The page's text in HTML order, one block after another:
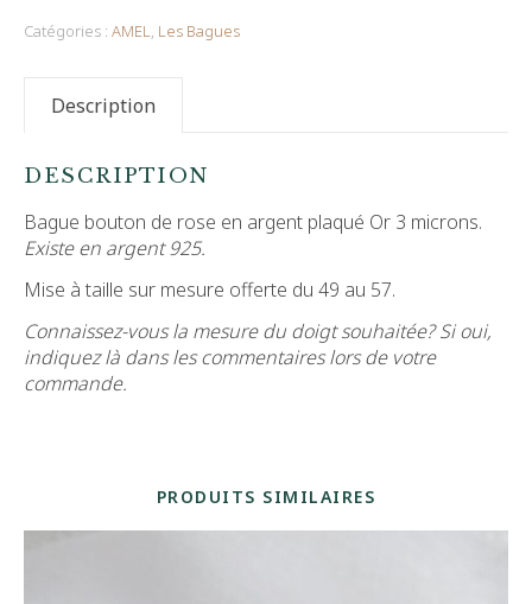
Catégories : AMEL Les Bagues
Description
DESCRIPTION
Bague bouton de rose en argent plaqué Or 3 microns.
Existe en argent 925.
Mise à taille sur mesure offerte du 49 au 57.
Connaissez-vous la mesure du doigt souhaitée? Si oui,
indiquez là dans les commentaires lors de votre
commande.
PRODUITS SIMILAIRES